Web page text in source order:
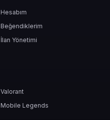
Hesabım
Beğendiklerim
İlan Yönetimi
Valorant
Mobile Legends